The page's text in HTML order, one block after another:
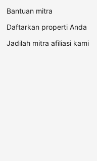
Bantuan mitra
Daftarkan properti Anda
Jadilah mitra afiliasi kami